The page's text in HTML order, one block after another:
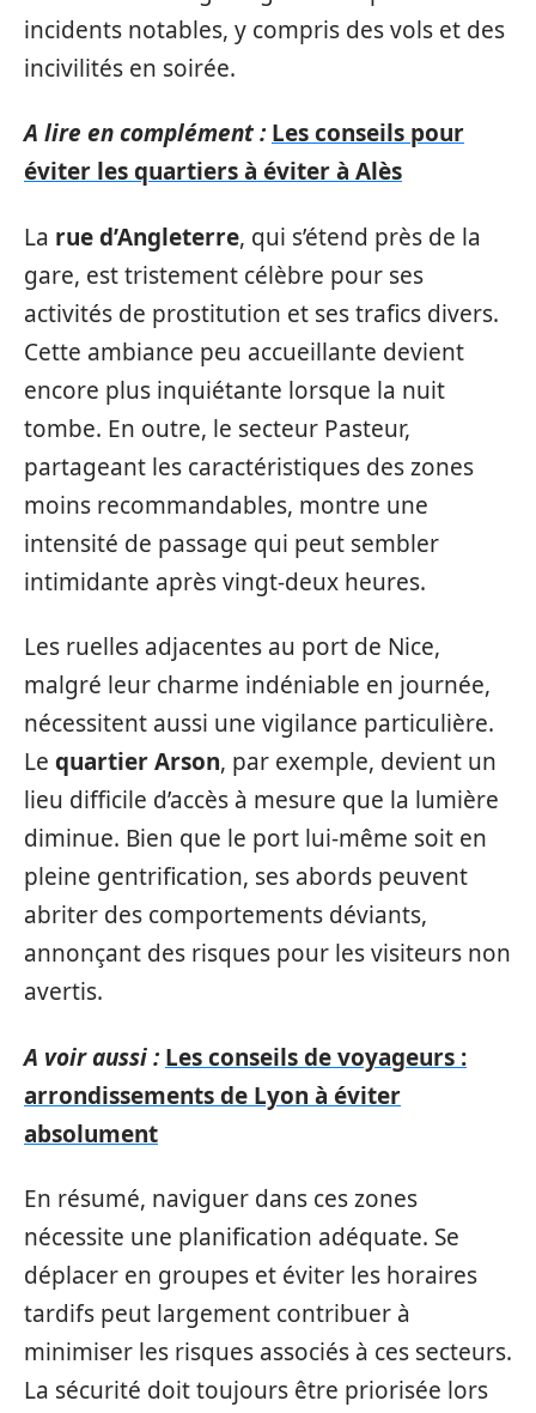
incidents notables, y compris des vols et des
incivilités en soirée.
A lire en complément : Les conseils pour
éviter les quartiers à éviter à Alès
La rue d’Angleterre, qui s’étend près de la
gare, est tristement célèbre pour ses
activités de prostitution et ses trafics divers.
Cette ambiance peu accueillante devient
encore plus inquiétante lorsque la nuit
tombe. En outre, le secteur Pasteur,
partageant les caractéristiques des zones
moins recommandables, montre une
intensité de passage qui peut sembler
intimidante après vingt-deux heures.
Les ruelles adjacentes au port de Nice,
malgré leur charme indéniable en journée,
nécessitent aussi une vigilance particulière.
Le quartier Arson, par exemple, devient un
lieu difficile d’accès à mesure que la lumière
diminue. Bien que le port lui-même soit en
pleine gentrification, ses abords peuvent
abriter des comportements déviants,
annonçant des risques pour les visiteurs non
avertis.
A voir aussi : Les conseils de voyageurs :
arrondissements de Lyon à éviter
absolument
En résumé, naviguer dans ces zones
nécessite une planification adéquate. Se
déplacer en groupes et éviter les horaires
tardifs peut largement contribuer à
minimiser les risques associés à ces secteurs.
La sécurité doit toujours être priorisée lors